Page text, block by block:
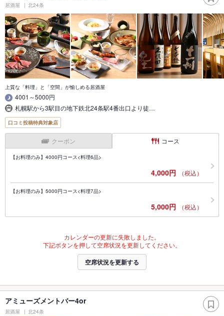
居酒屋 北24条
上質な「料理」と「空間」が愉しめる居酒屋
4001～5000円
札幌駅から3駅目の地下鉄北24条駅4番出口より徒…
口コミ投稿特典対象店
クーポン コース
【お料理のみ】4000円コース<料理6品>
4,000円 （税込）
【お料理のみ】5000円コース<料理7品>
5,000円 （税込）
カレンダーの更新に失敗しました。
下記ボタンを押して空席状況を更新してください。
空席状況を更新する
アミューズメントバー4or
居酒屋 北24条